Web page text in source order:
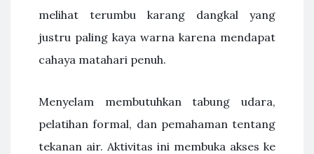
melihat terumbu karang dangkal yang
justru paling kaya warna karena mendapat
cahaya matahari penuh.
Menyelam membutuhkan tabung udara,
pelatihan formal, dan pemahaman tentang
tekanan air. Aktivitas ini membuka akses ke